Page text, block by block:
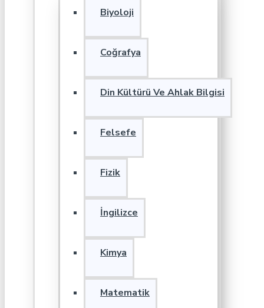
Biyoloji
Coğrafya
Din Kültürü Ve Ahlak Bilgisi
Felsefe
Fizik
İngilizce
Kimya
Matematik